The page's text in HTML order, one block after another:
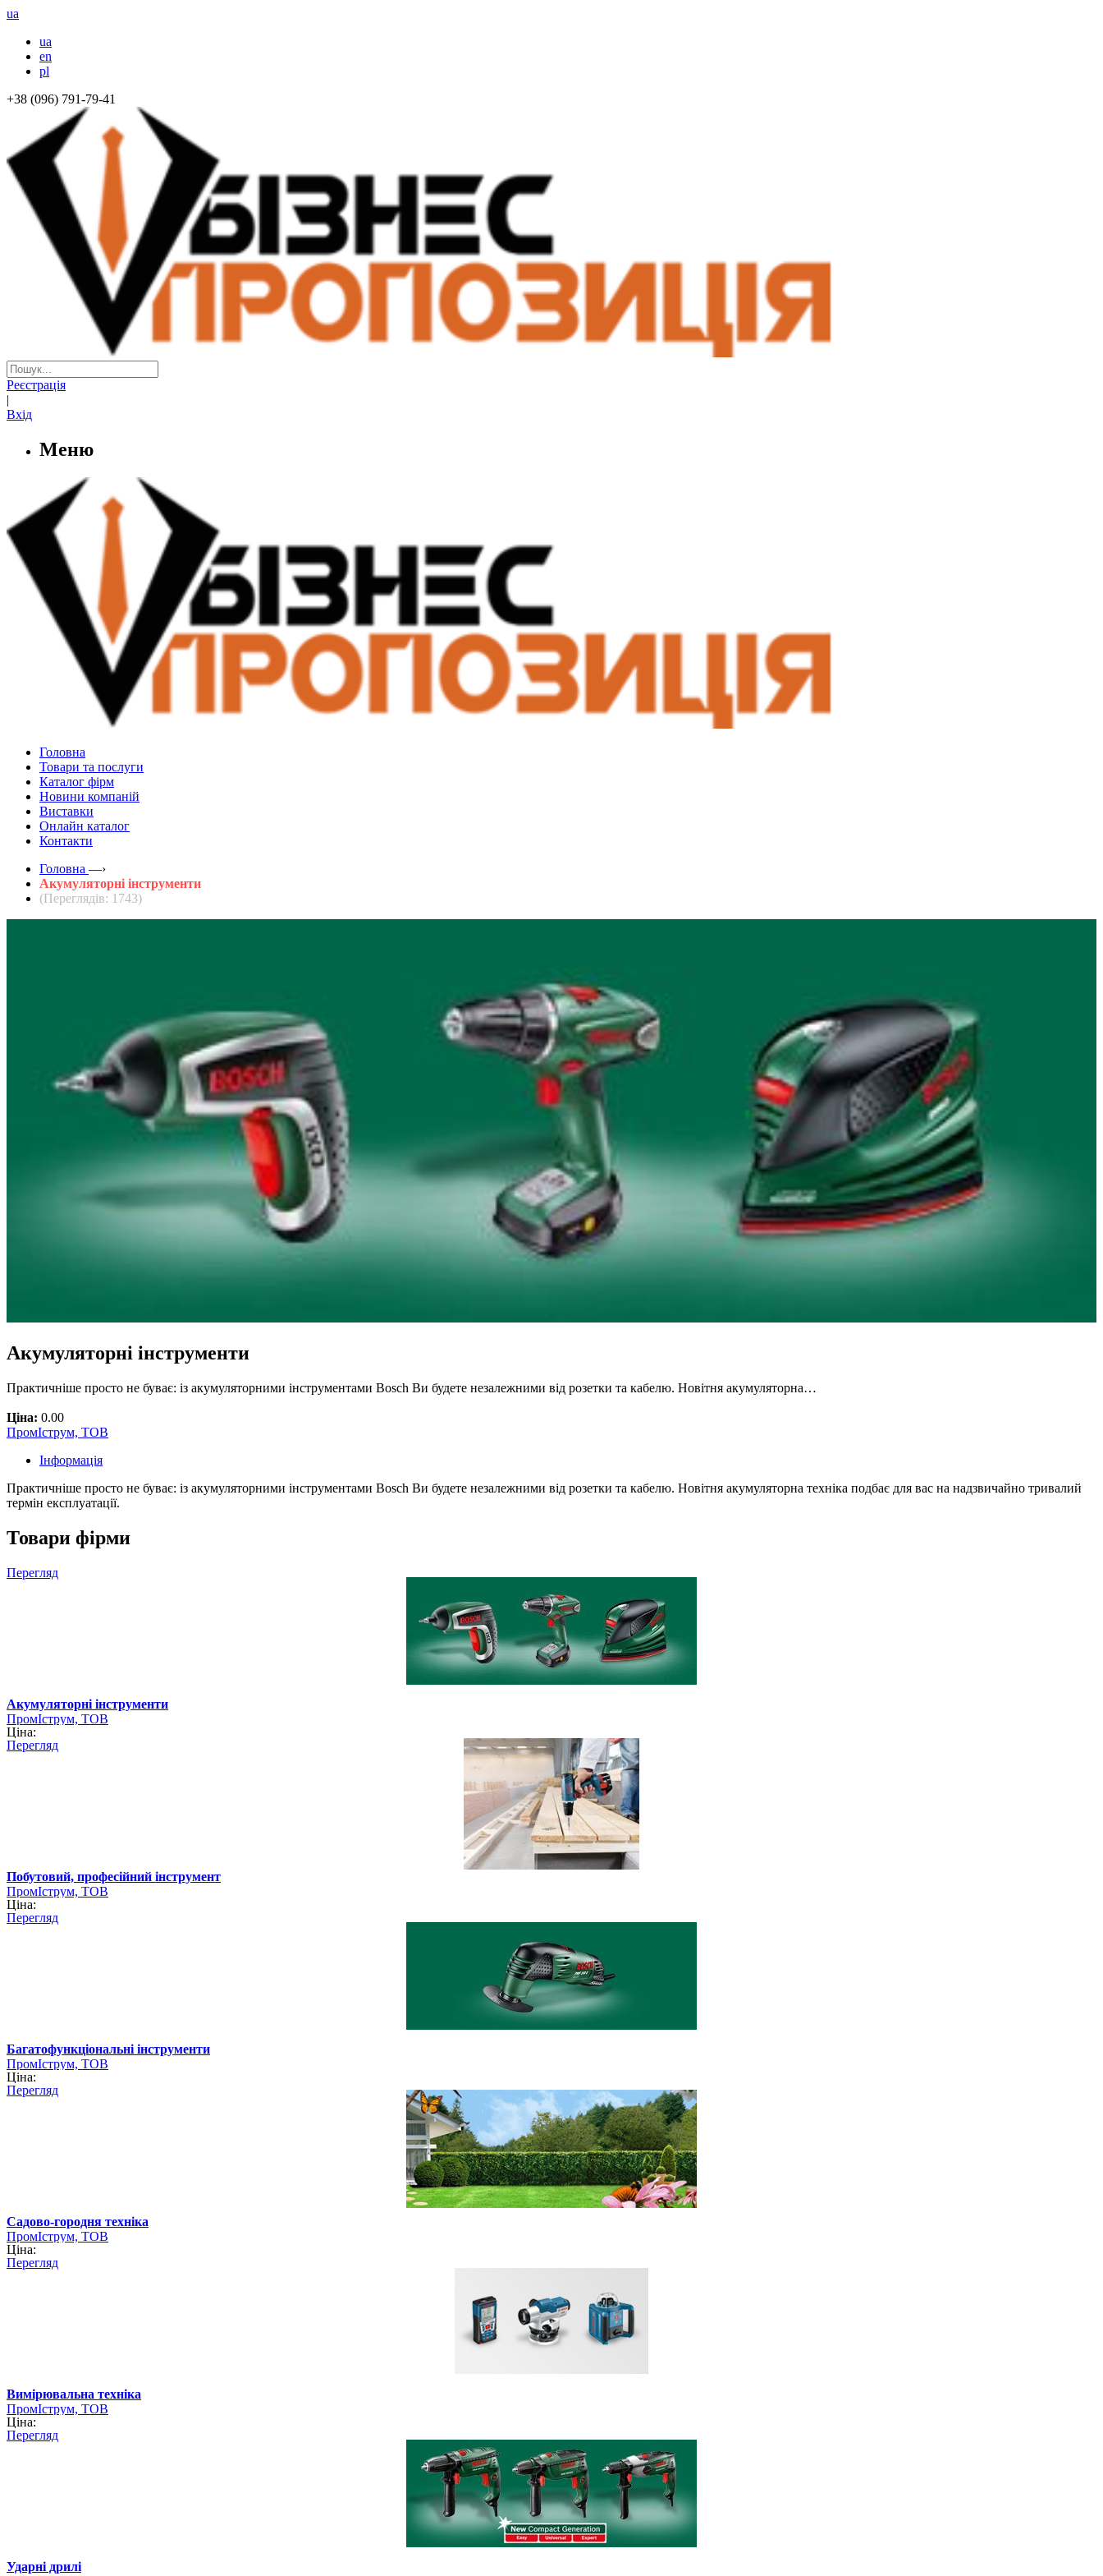
ua
ua
en
pl
+38 (096) 791-79-41
Реєстрація
|
Вхід
Меню
Головна
Товари та послуги
Каталог фірм
Новини компаній
Виставки
Онлайн каталог
Контакти
Головна —›
Акумуляторні інструменти
(Переглядів: 1743)
Акумуляторні інструменти
Практичніше просто не буває: із акумуляторними інструментами Bosch Ви будете незалежними від розетки та кабелю. Новітня акумуляторна…
Ціна: 0.00
ПромІструм, ТОВ
Інформація
Практичніше просто не буває: із акумуляторними інструментами Bosch Ви будете незалежними від розетки та кабелю. Новітня акумуляторна техніка подбає для вас на надзвичайно тривалий
термін експлуатації.
Товари фірми
Перегляд
Акумуляторні інструменти
ПромІструм, ТОВ
Ціна:
Перегляд
Побутовий, професійний інструмент
ПромІструм, ТОВ
Ціна:
Перегляд
Багатофункціональні інструменти
ПромІструм, ТОВ
Ціна:
Перегляд
Садово-городня техніка
ПромІструм, ТОВ
Ціна:
Перегляд
Вимірювальна техніка
ПромІструм, ТОВ
Ціна:
Перегляд
Ударні дрилі